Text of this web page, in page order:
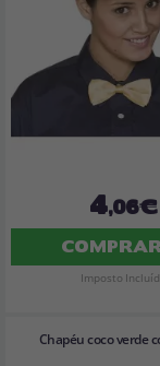
4,06€
COMPRAR
Imposto
Chapéu coco verde